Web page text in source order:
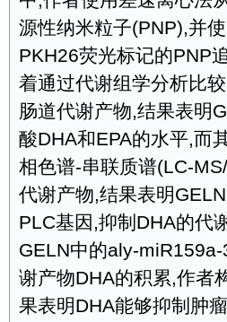
源性纳米粒子(PNP),并
PKH26荧光标记的PNP
着通过代谢组学分析比
肠道代谢产物,结果表明
酸DHA和EPA的水平,而
相色谱-串联质谱(LC-
代谢产物,结果表明
PLC基因,抑制DHA的代
GELN中的aly-
谢产物DHA的积累,作者
果表明DHA能够抑制肿